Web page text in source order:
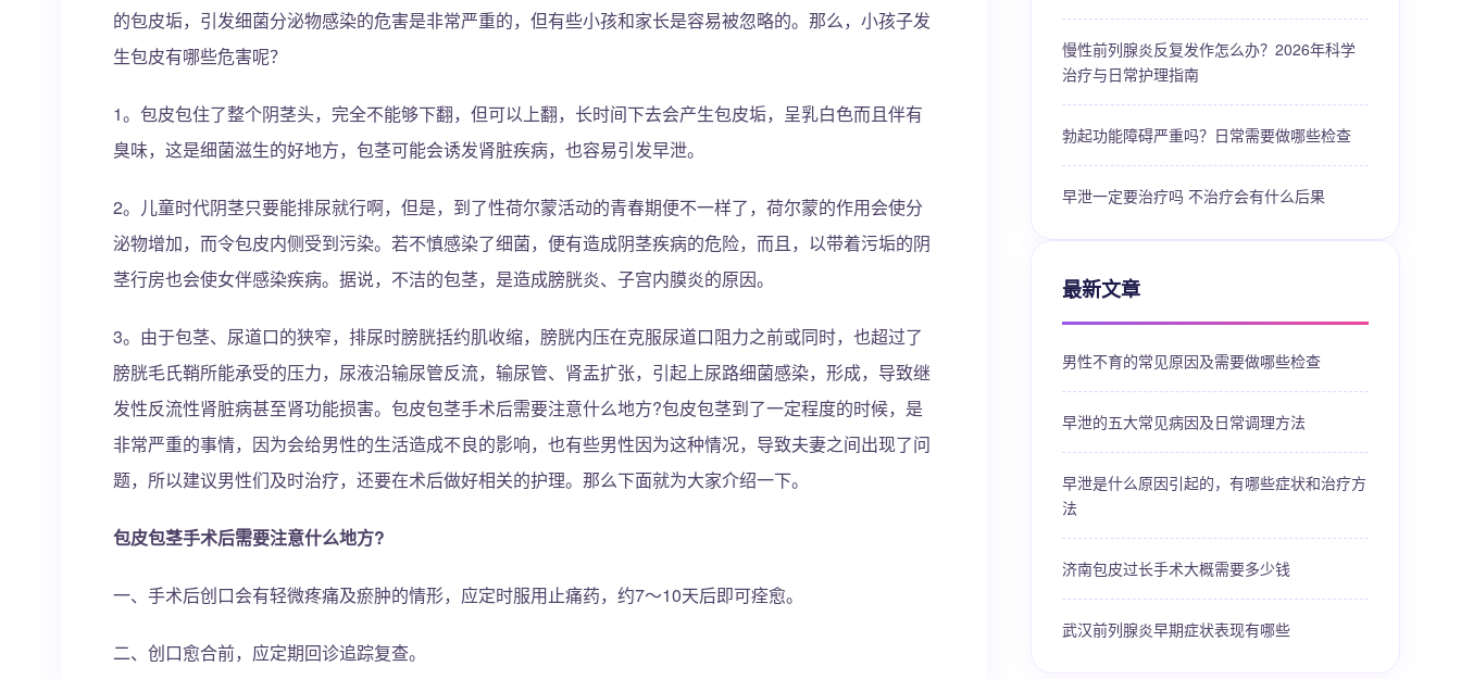
的包皮垢，引发细菌分泌物感染的危害是非常严重的，但有些小孩和家长是容易被忽略的。那么，小孩子发
生包皮有哪些危害呢？
1。包皮包住了整个阴茎头，完全不能够下翻，但可以上翻，长时间下去会产生包皮垢，呈乳白色而且伴有
臭味，这是细菌滋生的好地方，包茎可能会诱发肾脏疾病，也容易引发早泄。
2。儿童时代阴茎只要能排尿就行啊，但是，到了性荷尔蒙活动的青春期便不一样了，荷尔蒙的作用会使分
泌物增加，而令包皮内侧受到污染。若不慎感染了细菌，便有造成阴茎疾病的危险，而且，以带着污垢的阴
茎行房也会使女伴感染疾病。据说，不洁的包茎，是造成膀胱炎、子宫内膜炎的原因。
3。由于包茎、尿道口的狭窄，排尿时膀胱括约肌收缩，膀胱内压在克服尿道口阻力之前或同时，也超过了
膀胱毛氏鞘所能承受的压力，尿液沿输尿管反流，输尿管、肾盂扩张，引起上尿路细菌感染，形成，导致继
发性反流性肾脏病甚至肾功能损害。包皮包茎手术后需要注意什么地方?包皮包茎到了一定程度的时候，是
非常严重的事情，因为会给男性的生活造成不良的影响，也有些男性因为这种情况，导致夫妻之间出现了问
题，所以建议男性们及时治疗，还要在术后做好相关的护理。那么下面就为大家介绍一下。
包皮包茎手术后需要注意什么地方?
一、手术后创口会有轻微疼痛及瘀肿的情形，应定时服用止痛药，约7～10天后即可痊愈。
二、创口愈合前，应定期回诊追踪复查。
慢性前列腺炎反复发作怎么办？2026年科学
治疗与日常护理指南
勃起功能障碍严重吗？日常需要做哪些检查
早泄一定要治疗吗 不治疗会有什么后果
最新文章
男性不育的常见原因及需要做哪些检查
早泄的五大常见病因及日常调理方法
早泄是什么原因引起的，有哪些症状和治疗方
法
济南包皮过长手术大概需要多少钱
武汉前列腺炎早期症状表现有哪些